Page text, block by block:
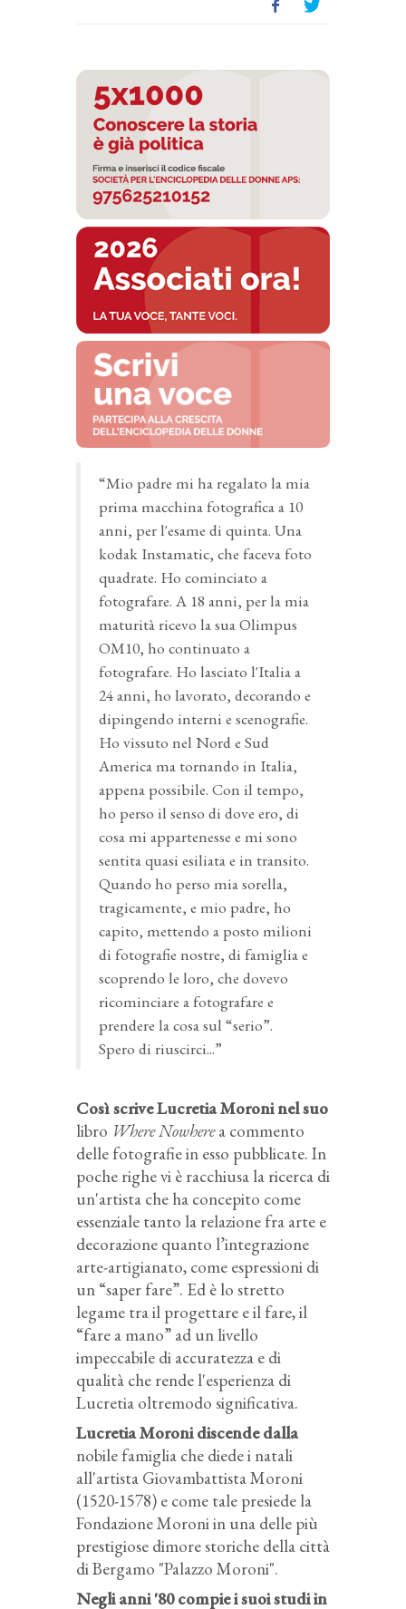
“Mio padre mi ha regalato la mia
prima macchina fotografica a 10
anni, per l'esame di quinta. Una
kodak Instamatic, che faceva foto
quadrate. Ho cominciato a
fotografare. A 18 anni, per la mia
maturità ricevo la sua Olimpus
OM10, ho continuato a
fotografare. Ho lasciato l'Italia a
24 anni, ho lavorato, decorando e
dipingendo interni e scenografie.
Ho vissuto nel Nord e Sud
America ma tornando in Italia,
appena possibile. Con il tempo,
ho perso il senso di dove ero, di
cosa mi appartenesse e mi sono
sentita quasi esiliata e in transito.
Quando ho perso mia sorella,
tragicamente, e mio padre, ho
capito, mettendo a posto milioni
di fotografie nostre, di famiglia e
scoprendo le loro, che dovevo
ricominciare a fotografare e
prendere la cosa sul “serio”.
Spero di riuscirci...”
Così scrive Lucretia Moroni nel suo
libro Where Nowherea commento
delle fotografie in esso pubblicate. In
poche righe vi è racchiusa la ricerca di
un'artista che ha concepito come
essenziale tanto la relazione fra arte e
decorazione quanto l’integrazione
arte-artigianato, come espressioni di
un “saper fare”. Ed è lo stretto
legame tra il progettare e il fare, il
“fare a mano” ad un livello
impeccabile di accuratezza e di
qualità che rende l'esperienza di
Lucretia oltremodo significativa.
Lucretia Moroni discende dalla
nobile famiglia che diede i natali
all'artista Giovambattista Moroni
(1520-1578) e come tale presiede la
Fondazione Moroni in una delle più
prestigiose dimore storiche della città
di Bergamo "Palazzo Moroni".
Negli anni '80 compie i suoi studi in